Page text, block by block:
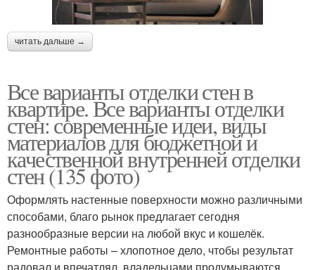
читать дальше →
Все варианты отделки стен в
квартире. Все варианты отделки
стен: современные идеи, виды
материалов для бюджетной и
качественной внутренней отделки
стен (135 фото)
Оформлять настенные поверхности можно различными
способами, благо рынок предлагает сегодня
разнообразные версии на любой вкус и кошелёк.
Ремонтные работы – хлопотное дело, чтобы результат
радовал и впечатлял, владельцами продумываются